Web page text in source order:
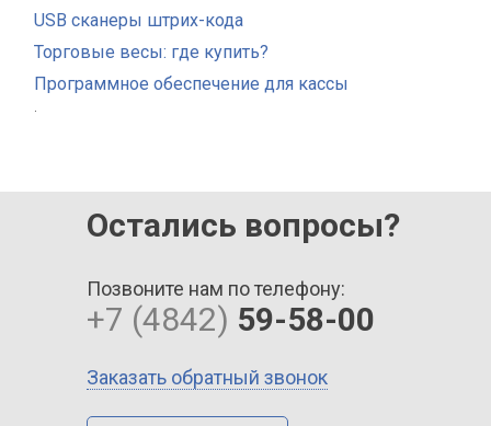
USB сканеры штрих-кода
Торговые весы: где купить?
Программное обеспечение для кассы
.
Остались вопросы?
Позвоните нам по телефону:
+7 (4842) 59-58-00
Заказать обратный звонок